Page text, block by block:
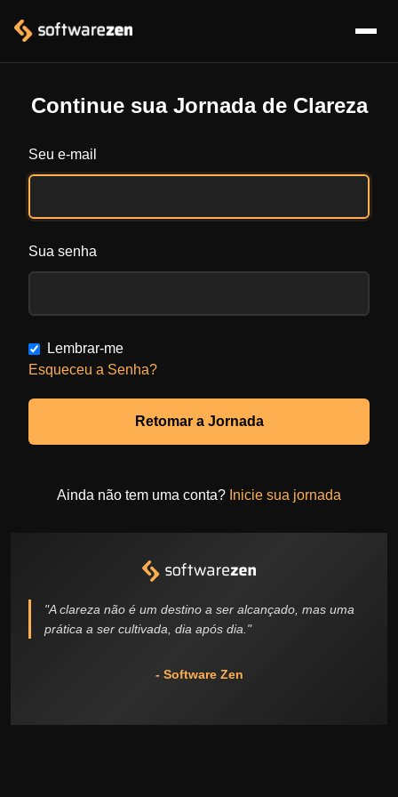
"A clareza não é um destino a ser alcançado, mas uma
prática a ser cultivada, dia após dia."
- Software Zen
Continue sua Jornada de Clareza
Seu e-mail
Sua senha
Lembrar-me
Esqueceu a Senha?
Retomar a Jornada
Ainda não tem uma conta? Inicie sua jornada